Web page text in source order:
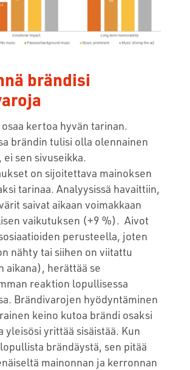
brändisi
kertoa hyvän tarinan.
brändin tulisi olla olennainen
ei sen sivuseikka.
on sijoitettava mainoksen
tarinaa. Analyysissä havaittiin,
saivat aikaan voimakkaan
vaikutuksen (+9 %). Aivot
perusteella, joten
nähty tai siihen on viitattu
aikana), herättää se
reaktion lopullisessa
Brändivarojen hyödyntäminen
keino kutoa brändi osaksi
yleisösi yrittää sisäistää. Kun
brändäystä, sen pitää
mainonnan ja kerronnan